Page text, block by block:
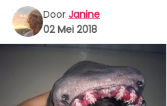
Door Janine
02 Mei 2018